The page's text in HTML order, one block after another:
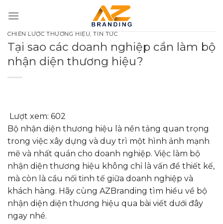
qua
nội
dung
CHIẾN LƯỢC THƯƠNG HIỆU,TIN TỨC
Tại sao các doanh nghiệp cần làm bộ
nhận diện thương hiệu?
Lượt xem: 602
Bộ nhận diện thương hiệu là nền tảng quan trọng
trong việc xây dựng và duy trì một hình ảnh mạnh
mẽ và nhất quán cho doanh nghiệp. Việc làm bộ
nhận diện thương hiệu không chỉ là vấn đề thiết kế,
mà còn là cầu nối tinh tế giữa doanh nghiệp và
khách hàng. Hãy cùng AZBranding tìm hiểu về bộ
nhận diện diện thương hiệu qua bài viết dưới đây
ngay nhé.